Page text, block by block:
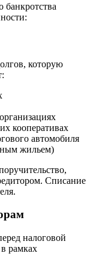
которую
кооперативах
автомобиля
жильем)
Списание
налоговой
рамках